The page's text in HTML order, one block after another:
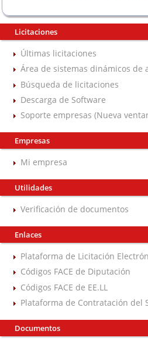
Licitaciones
Últimas licitaciones
Área de sistemas dinámicos de
Búsqueda de licitaciones
Descarga de Software
Soporte empresas (Nueva
Empresas
Mi empresa
Utilidades
Verificación de documentos
Enlaces
Plataforma de Licitación
Códigos FACE de Diputación
Códigos FACE de EE.LL
Plataforma de Contratación del
Documentos